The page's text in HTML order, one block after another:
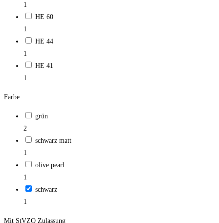
1
HE 60
1
HE 44
1
HE 41
1
Farbe
grün
2
schwarz matt
1
olive pearl
1
schwarz
1
Mit StVZO Zulassung